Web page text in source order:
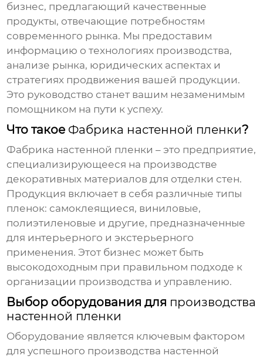
бизнес, предлагающий качественные
продукты, отвечающие потребностям
современного рынка. Мы предоставим
информацию о технологиях производства,
анализе рынка, юридических аспектах и
стратегиях продвижения вашей продукции.
Это руководство станет вашим незаменимым
помощником на пути к успеху.
Что такое Фабрика настенной пленки?
Фабрика настенной пленки – это предприятие,
специализирующееся на производстве
декоративных материалов для отделки стен.
Продукция включает в себя различные типы
пленок: самоклеящиеся, виниловые,
полиэтиленовые и другие, предназначенные
для интерьерного и экстерьерного
применения. Этот бизнес может быть
высокодоходным при правильном подходе к
организации производства и управлению.
Выбор оборудования для производства
настенной пленки
Оборудование является ключевым фактором
для успешного производства настенной